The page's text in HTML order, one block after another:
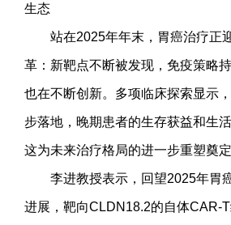
生态
站在2025年年末，胃癌治疗正
革：新靶点不断被发现，免疫策略
也在不断创新。多项临床探索显示
步落地，晚期患者的生存获益和生
这为未来治疗格局的进一步重塑奠定
李进教授表示，回望2025年胃
进展，靶向CLDN18.2的自体CAR-